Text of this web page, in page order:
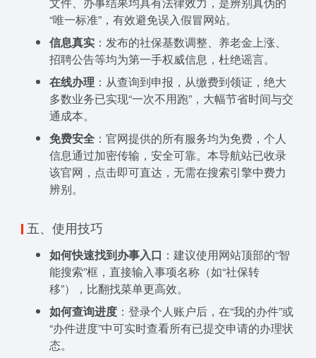
“唯一标准”，有效避免误入假冒网站。
信息真实 ：发布的社保基数调整、养老金上涨、
招聘公告等均为第一手权威信息，杜绝谣言。
在线办理 ：从查询到申报，从缴费到领证，绝大
多数业务已实现“一次不用跑”，大幅节省时间与交
通成本。
免费安全 ：官网提供的所有服务均为免费，个人
信息通过加密传输，安全可靠。本导航站已收录
该官网，点击即可直达，无需在搜索引擎中费力
辨别。
五、使用技巧
如何快速找到办事入口 ：建议使用网站顶部的“智
能搜索”框，直接输入事项名称（如“社保转
移”），比翻找菜单更高效。
如何查询进度 ：登录个人账户后，在“我的办件”或
“办件进度”中可实时查看所有已提交申请的办理状
态。